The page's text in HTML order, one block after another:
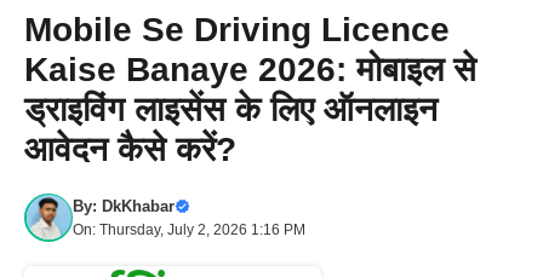
Mobile Se Driving Licence
Kaise Banaye 2026: मोबाइल से
ड्राइविंग लाइसेंस के लिए ऑनलाइन
आवेदन कैसे करें?
By: DkKhabar
On: Thursday, July 2, 2026 1:16 PM